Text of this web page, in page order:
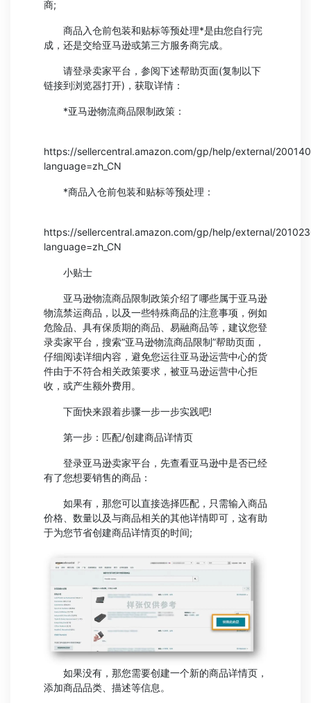
商;
商品入仓前包装和贴标等预处理*是由您自行完
成，还是交给亚马逊或第三方服务商完成。
请登录卖家平台，参阅下述帮助页面(复制以下
链接到浏览器打开)，获取详情：
*亚马逊物流商品限制政策：
https://sellercentral.amazon.com/gp/help/external/
language=zh_CN
*商品入仓前包装和贴标等预处理：
https://sellercentral.amazon.com/gp/help/external/
language=zh_CN
小贴士
亚马逊物流商品限制政策介绍了哪些属于亚马逊
物流禁运商品，以及一些特殊商品的注意事项，例如
危险品、具有保质期的商品、易融商品等，建议您登
录卖家平台，搜索“亚马逊物流商品限制”帮助页面，
仔细阅读详细内容，避免您运往亚马逊运营中心的货
件由于不符合相关政策要求，被亚马逊运营中心拒
收，或产生额外费用。
下面快来跟着步骤一步一步实践吧!
第一步：匹配/创建商品详情页
登录亚马逊卖家平台，先查看亚马逊中是否已经
有了您想要销售的商品：
如果有，那您可以直接选择匹配，只需输入商品
价格、数量以及与商品相关的其他详情即可，这有助
于为您节省创建商品详情页的时间;
如果没有，那您需要创建一个新的商品详情页，
添加商品品类、描述等信息。